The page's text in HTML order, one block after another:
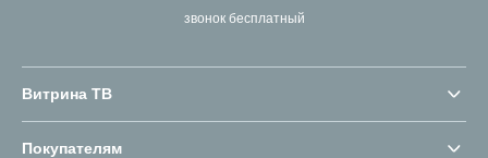
звонок бесплатный
Витрина ТВ
Покупателям